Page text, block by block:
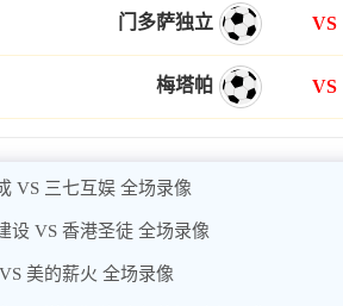
门多萨独立 VS
梅塔帕 VS
VS 三七互娱 全场录像
设 VS 香港圣徒 全场录像
美的薪火 全场录像